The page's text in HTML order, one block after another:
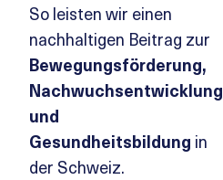
So leisten wir einen
nachhaltigen Beitrag zur
Bewegungsförderung,
Nachwuchsentwicklung
und
Gesundheitsbildung in
der Schweiz.